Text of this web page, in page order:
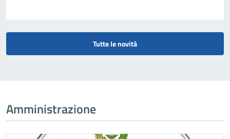
Tutte le novità
Amministrazione